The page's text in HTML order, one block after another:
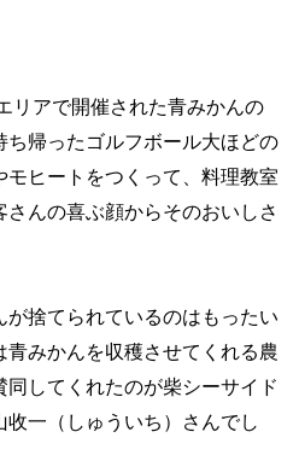
リアで開催された青みかんの
帰ったゴルフボール大ほどの
ヒートをつくって、料理教室
んの喜ぶ顔からそのおいしさ
が捨てられているのはもったい
みかんを収穫させてくれる農
してくれたのが柴シーサイド
一（しゅういち）さんでし